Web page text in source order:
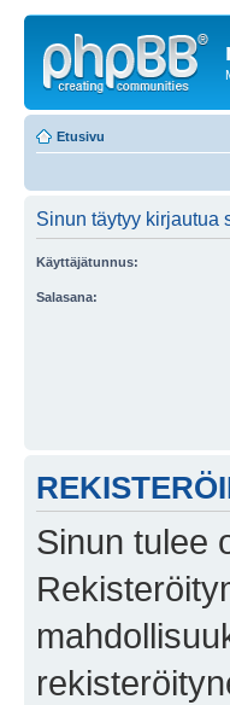
Etusivu
Sinun täytyy kirjautua
Käyttäjätunnus:
Salasana:
Sinun tulee